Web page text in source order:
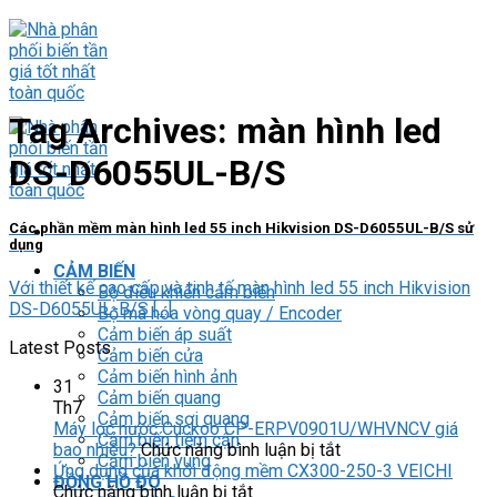
Skip
to
content
CẢM BIẾN
Bộ điều khiển cảm biến
Bộ mã hóa vòng quay / Encoder
Cảm biến áp suất
Cảm biến cửa
Cảm biến hình ảnh
Cảm biến quang
Cảm biến sợi quang
Cảm biến tiệm cận
Cảm biến vùng
ĐỒNG HỒ ĐO
Tag Archives: màn hình led
DS-D6055UL-B/S
Các phần mềm màn hình led 55 inch Hikvision DS-D6055UL-B/S sử
dụng
Với thiết kế cao cấp và tinh tế màn hình led 55 inch Hikvision
DS-D6055UL-B/S [...]
Latest Posts
31
Th7
Máy lọc nước Cuckoo CP-ERPV0901U/WHVNCV giá
bao nhiêu? Chức năng bình luận bị tắtở
Máy
Ứng dụng của khởi động mềm CX300-250-3 VEICHI
Chức năng bình luận bị tắtở